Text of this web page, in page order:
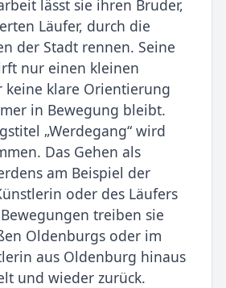
lässt sie ihren Bruder,
Läufer, durch die
der Stadt rennen. Seine
nur einen kleinen
keine klare Orientierung
in Bewegung bleibt.
„Werdegang“ wird
Das Gehen als
am Beispiel der
oder des Läufers
treiben sie
Oldenburgs oder im
aus Oldenburg hinaus
und wie­der zurück.